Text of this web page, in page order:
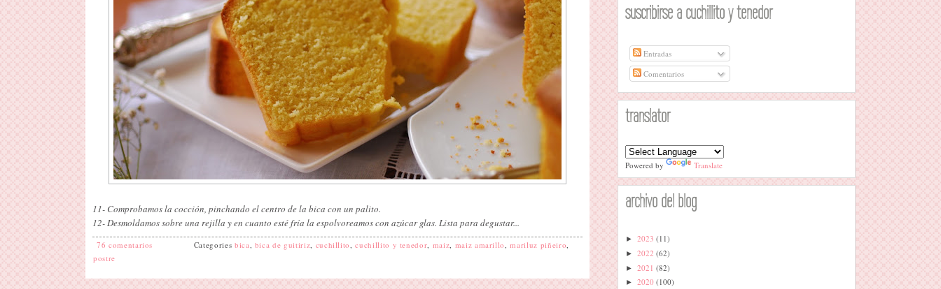
11- Comprobamos la cocción, pinchando el centro de la bica con un palito.
12- Desmoldamos sobre una rejilla y en cuanto esté fría la espolvoreamos con azúcar glas. Lista para degustar...
76 comentarios Categories bica bica de guitiriz cuchillito ,cuchillito y tenedor maiz maiz amarillo ,mariluz piñeiro
postre
suscribirse a cuchillito y tenedor
Entradas
Comentarios
translator
Powered by Translate
archivo del blog
► 2023 (11)
► 2022 (62)
► 2021 (82)
► 2020 (100)